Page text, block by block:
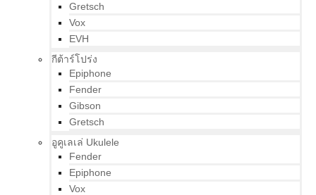
Gretsch
Vox
EVH
กีต้าร์โปร่ง
Epiphone
Fender
Gibson
Gretsch
อูคูเลเล่ Ukulele
Fender
Epiphone
Vox